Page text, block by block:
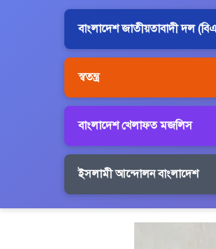
বাংলাদেশ জাতীয়তাবাদী দল
স্বতন্ত্র
বাংলাদেশ খেলাফত মজলিস
ইসলামী আন্দোলন বাংলাদেশ